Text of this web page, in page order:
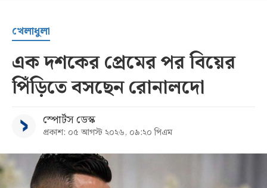
খেলাধুলা
এক দশকের প্রেমের পর বিয়ের
পিঁড়িতে বসছেন রোনালদো
স্পোর্টস ডেস্ক
প্রকাশ: ০৫ আগস্ট ২০২৬, ০৯:২০ পিএম